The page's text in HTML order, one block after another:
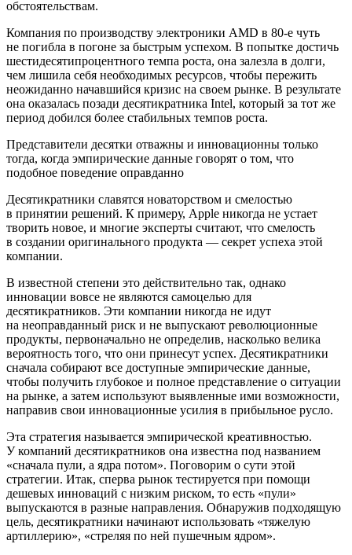
обстоятельствам.
Компания по производству электроники AMD в 80-е чуть
не погибла в погоне за быстрым успехом. В попытке достичь
шестидесятипроцентного темпа роста, она залезла в долги,
чем лишила себя необходимых ресурсов, чтобы пережить
неожиданно начавшийся кризис на своем рынке. В результате
она оказалась позади десятикратника Intel, который за тот же
период добился более стабильных темпов роста.
Представители десятки отважны и инновационны только
тогда, когда эмпирические данные говорят о том, что
подобное поведение оправданно
Десятикратники славятся новаторством и смелостью
в принятии решений. К примеру, Apple никогда не устает
творить новое, и многие эксперты считают, что смелость
в создании оригинального продукта — секрет успеха этой
компании.
В известной степени это действительно так, однако
инновации вовсе не являются самоцелью для
десятикратников. Эти компании никогда не идут
на неоправданный риск и не выпускают революционные
продукты, первоначально не определив, насколько велика
вероятность того, что они принесут успех. Десятикратники
сначала собирают все доступные эмпирические данные,
чтобы получить глубокое и полное представление о ситуации
на рынке, а затем используют выявленные ими возможности,
направив свои инновационные усилия в прибыльное русло.
Эта стратегия называется эмпирической креативностью.
У компаний десятикратников она известна под названием
«сначала пули, а ядра потом». Поговорим о сути этой
стратегии. Итак, сперва рынок тестируется при помощи
дешевых инноваций с низким риском, то есть «пули»
выпускаются в разные направления. Обнаружив подходящую
цель, десятикратники начинают использовать «тяжелую
артиллерию», «стреляя по ней пушечным ядром».